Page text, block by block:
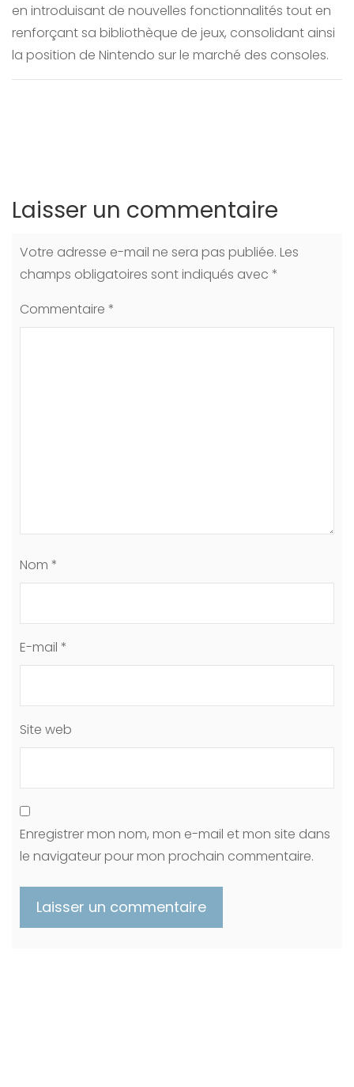
en introduisant de nouvelles fonctionnalités tout en
renforçant sa bibliothèque de jeux, consolidant ainsi
la position de Nintendo sur le marché des consoles.
Laisser un commentaire
Votre adresse e-mail ne sera pas publiée. Les
champs obligatoires sont indiqués avec *
Commentaire *
Nom *
E-mail *
Site web
Enregistrer mon nom, mon e-mail et mon site dans
le navigateur pour mon prochain commentaire.